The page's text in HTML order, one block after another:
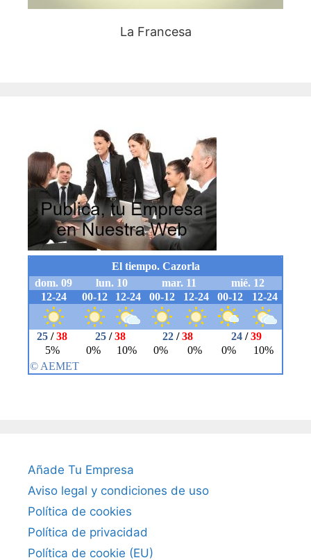
La Francesa
Añade Tu Empresa
Aviso legal y condiciones de uso
Política de cookies
Política de privacidad
Política de cookie (EU)